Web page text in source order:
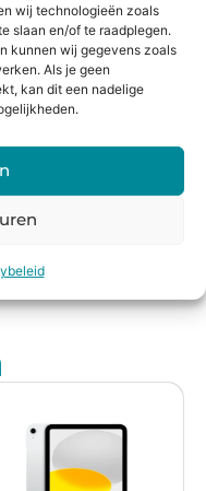
wij technologieën zoals
slaan en/of te raadplegen.
kunnen wij gegevens zoals
Als je geen
kan dit een nadelige
el